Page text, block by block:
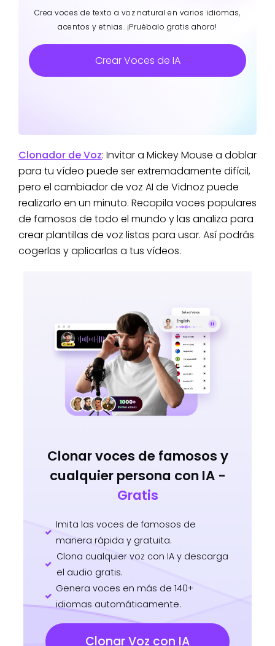
Crea voces de texto a voz natural en varios idiomas,
acentos y etnias. ¡Pruébalo gratis ahora!
Crear Voces de IA
Clonador de Voz: Invitar a Mickey Mouse a doblar
para tu vídeo puede ser extremadamente difícil,
pero el cambiador de voz AI de Vidnoz puede
realizarlo en un minuto. Recopila voces populares
de famosos de todo el mundo y las analiza para
crear plantillas de voz listas para usar. Así podrás
cogerlas y aplicarlas a tus vídeos.
Clonar voces de famosos y
cualquier persona con IA -
Gratis
Imita las voces de famosos de
manera rápida y gratuita.
Clona cualquier voz con IA y descarga
el audio gratis.
Genera voces en más de 140+
idiomas automáticamente.
Clonar Voz con IA